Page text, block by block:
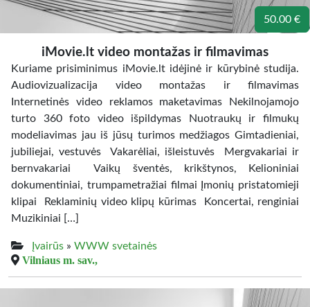
50.00 €
iMovie.lt video montažas ir filmavimas
Kuriame prisiminimus iMovie.lt idėjinė ir kūrybinė studija.
Audiovizualizacija video montažas ir filmavimas
Internetinės video reklamos maketavimas Nekilnojamojo
turto 360 foto video išpildymas Nuotraukų ir filmukų
modeliavimas jau iš jūsų turimos medžiagos Gimtadieniai,
jubiliejai, vestuvės Vakarėliai, išleistuvės Mergvakariai ir
bernvakariai Vaikų šventės, krikštynos, Kelioniniai
dokumentiniai, trumpametražiai filmai Įmonių pristatomieji
klipai Reklaminių video klipų kūrimas Koncertai, renginiai
Muzikiniai […]
Įvairūs » WWW svetainės
Vilniaus m. sav.,